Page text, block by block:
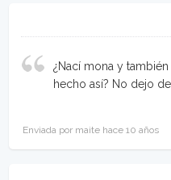
¿Nací mona y
hecho así? No dejo
Enviada por maite hace 10 años